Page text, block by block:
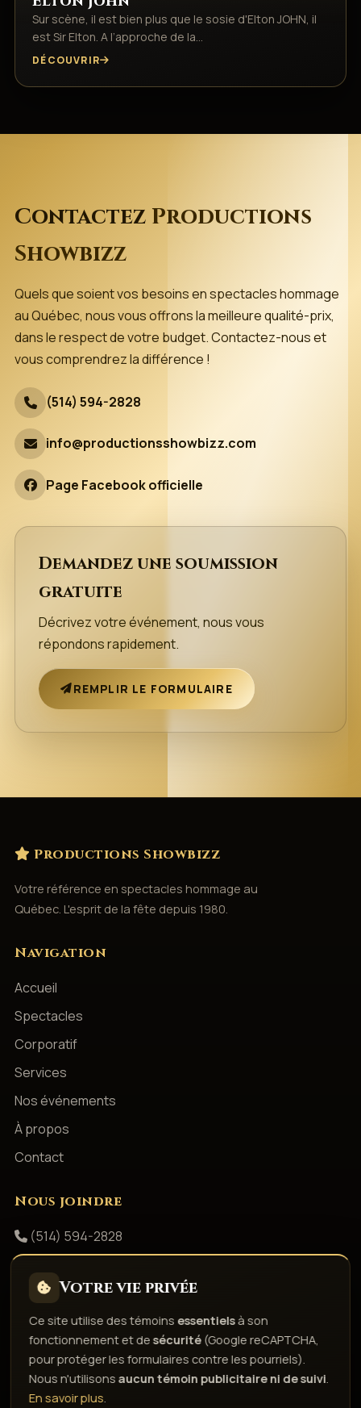
Sur scène, il est bien plus que le sosie d'Elton JOHN, il
est Sir Elton. A l’approche de la…
DÉCOUVRIR
Contactez Productions
Showbizz
Quels que soient vos besoins en spectacles hommage
au Québec, nous vous offrons la meilleure qualité-prix,
dans le respect de votre budget. Contactez-nous et
vous comprendrez la différence !
(514) 594-2828
info@productionsshowbizz.com
Page Facebook officielle
Demandez une soumission
gratuite
Décrivez votre événement, nous vous
répondons rapidement.
REMPLIR LE FORMULAIRE
Productions Showbizz
Votre référence en spectacles hommage au
Québec. L'esprit de la fête depuis 1980.
Navigation
Accueil
Spectacles
Corporatif
Services
Nos événements
À propos
Contact
Nous joindre
(514) 594-2828
Facebook
Politique de confidentialité Conditions d'utilisation
Droits d'auteur & responsabilitéPolitique de témoins
Votre vie privée
Ce site utilise des témoinsessentielsà son
fonctionnement et desécurité (Google reCAPTCHA,
pour protéger les formulaires contre les pourriels).
Nous n'utilisonsaucun témoin publicitaire ni de suivi.
En savoir plus.